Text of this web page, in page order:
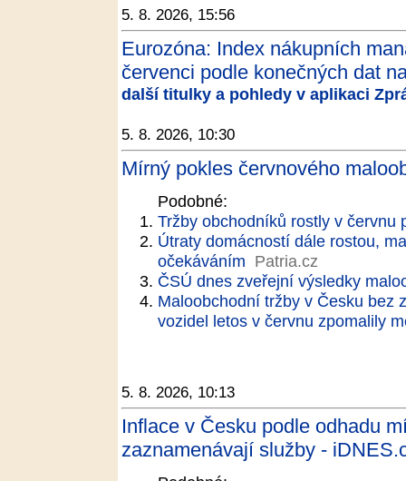
5. 8. 2026, 15:56
Eurozóna: Index nákupních
červenci podle konečných dat
další titulky a pohledy v aplikaci
5. 8. 2026, 10:30
Mírný pokles červnového
Podobné:
Tržby obchodníků rostly v červnu
Útraty domácností dále rostou,
očekáváním Patria.cz
ČSÚ dnes zveřejní výsledky
Maloobchodní tržby v Česku bez
vozidel letos v červnu zpomalily
5. 8. 2026, 10:13
Inflace v Česku podle odhadu
zaznamenávají služby -